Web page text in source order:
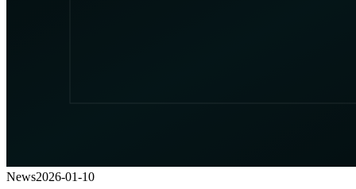
News2026-01-10